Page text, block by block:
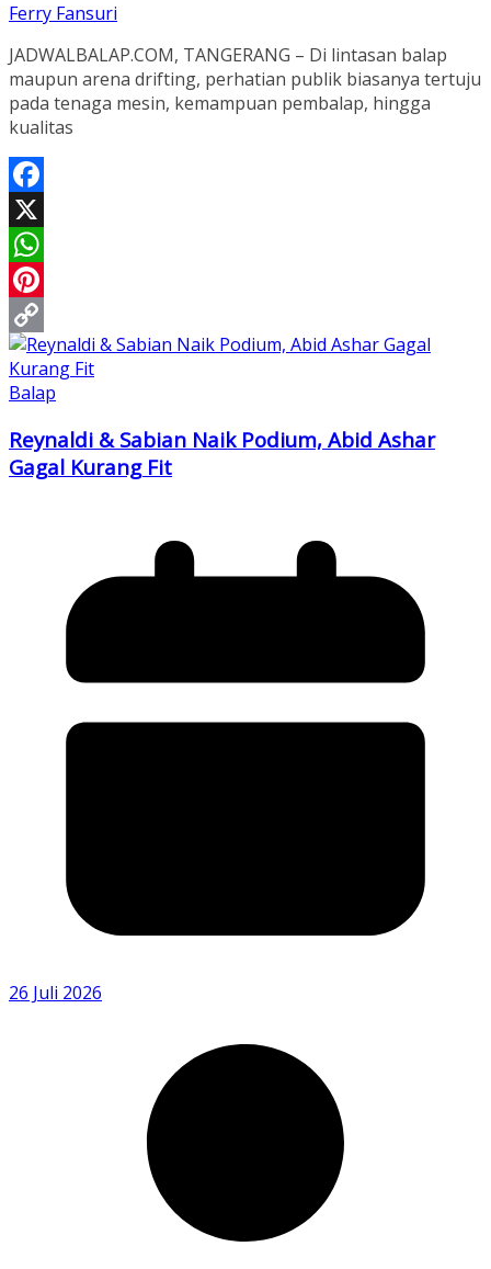
Ferry Fansuri
JADWALBALAP.COM, TANGERANG – Di lintasan balap
maupun arena drifting, perhatian publik biasanya tertuju
pada tenaga mesin, kemampuan pembalap, hingga
kualitas
Facebook
X
WhatsApp
Pinterest
Copy
Link
Balap
Reynaldi & Sabian Naik Podium, Abid Ashar
Gagal Kurang Fit
26 Juli 2026